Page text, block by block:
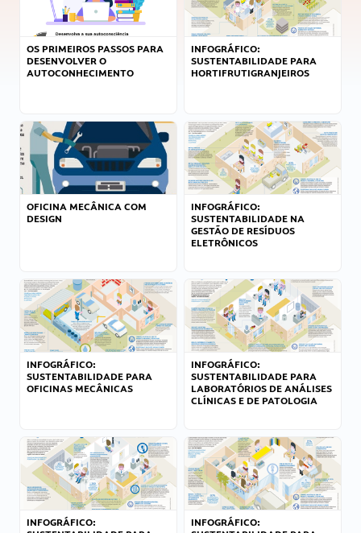
OS PRIMEIROS PASSOS PARA
DESENVOLVER O
AUTOCONHECIMENTO
INFOGRÁFICO:
SUSTENTABILIDADE PARA
HORTIFRUTIGRANJEIROS
OFICINA MECÂNICA COM
DESIGN
INFOGRÁFICO:
SUSTENTABILIDADE NA
GESTÃO DE RESÍDUOS
ELETRÔNICOS
INFOGRÁFICO:
SUSTENTABILIDADE PARA
OFICINAS MECÂNICAS
INFOGRÁFICO:
SUSTENTABILIDADE PARA
LABORATÓRIOS DE ANÁLISES
CLÍNICAS E DE PATOLOGIA
INFOGRÁFICO:
INFOGRÁFICO: